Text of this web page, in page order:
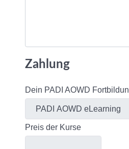
Zahlung
Dein PADI AOWD
Preis der Kurse